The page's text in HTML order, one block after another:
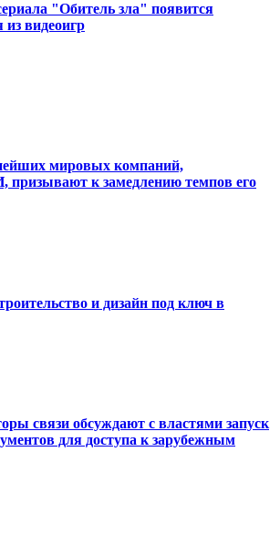
"Обитель зла" появится
из видеоигр
мировых компаний,
к замедлению темпов его
и дизайн под ключ в
связи обсуждают с властями запуск
для доступа к зарубежным